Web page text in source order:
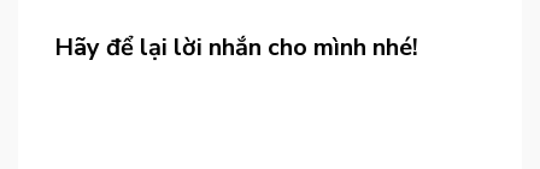
Hãy để lại lời nhắn cho mình nhé!